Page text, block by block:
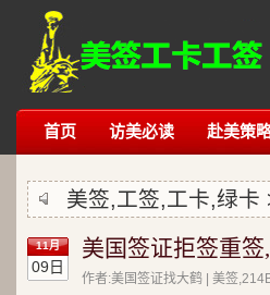
首页 访美必读 赴美策
美签,工签,工卡,绿卡
11月
09日
美国签证拒签重
作者:美国签证找大鹤 | 美签